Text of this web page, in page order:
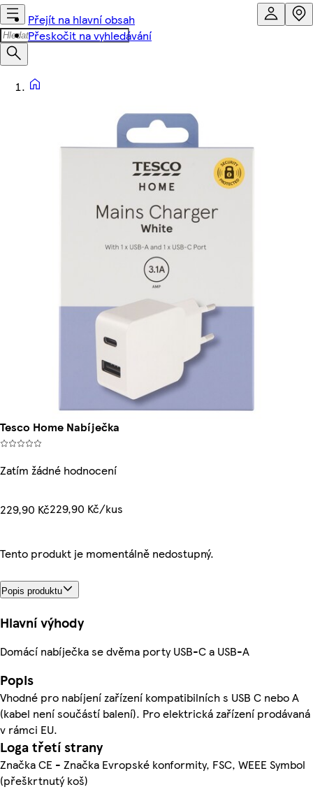
Přejít na hlavní obsah
Přeskočit na vyhledávání
Tesco Home Nabíječka
Zatím žádné hodnocení
229,90 Kč229,90 Kč/kus
Tento produkt je momentálně nedostupný.
Popis produktu
Hlavní výhody
Domácí nabíječka se dvěma porty USB-C a USB-A
Popis
Vhodné pro nabíjení zařízení kompatibilních s USB C nebo A
(kabel není součástí balení). Pro elektrická zařízení prodávaná
v rámci EU.
Loga třetí strany
Značka CE - Značka Evropské konformity, FSC, WEEE Symbol
(přeškrtnutý koš)